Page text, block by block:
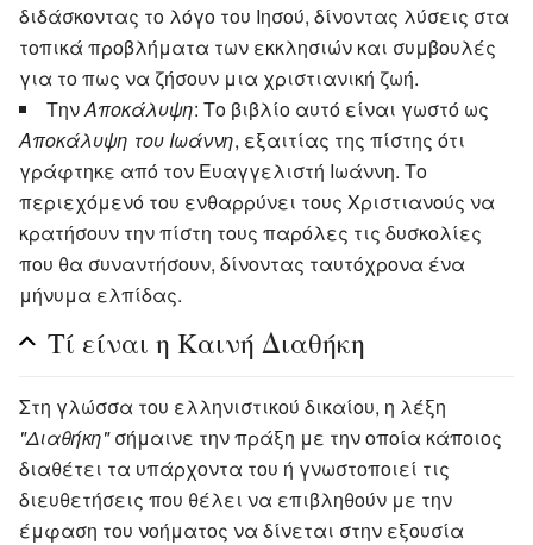
διδάσκοντας το λόγο του Ιησού, δίνοντας λύσεις στα
τοπικά προβλήματα των εκκλησιών και συμβουλές
για το πως να ζήσουν μια χριστιανική ζωή.
ΤηνΑποκάλυψη: Το βιβλίο αυτό είναι γωστό ως
Αποκάλυψη του Ιωάννη, εξαιτίας της πίστης ότι
γράφτηκε από τον Ευαγγελιστή Ιωάννη. Το
περιεχόμενό του ενθαρρύνει τους Χριστιανούς να
κρατήσουν την πίστη τους παρόλες τις δυσκολίες
που θα συναντήσουν, δίνοντας ταυτόχρονα ένα
μήνυμα ελπίδας.
Τί είναι η Καινή Διαθήκη
Στη γλώσσα του ελληνιστικού δικαίου, η λέξη
"Διαθήκη"σήμαινε την πράξη με την οποία κάποιος
διαθέτει τα υπάρχοντα του ή γνωστοποιεί τις
διευθετήσεις που θέλει να επιβληθούν με την
έμφαση του νοήματος να δίνεται στην εξουσία